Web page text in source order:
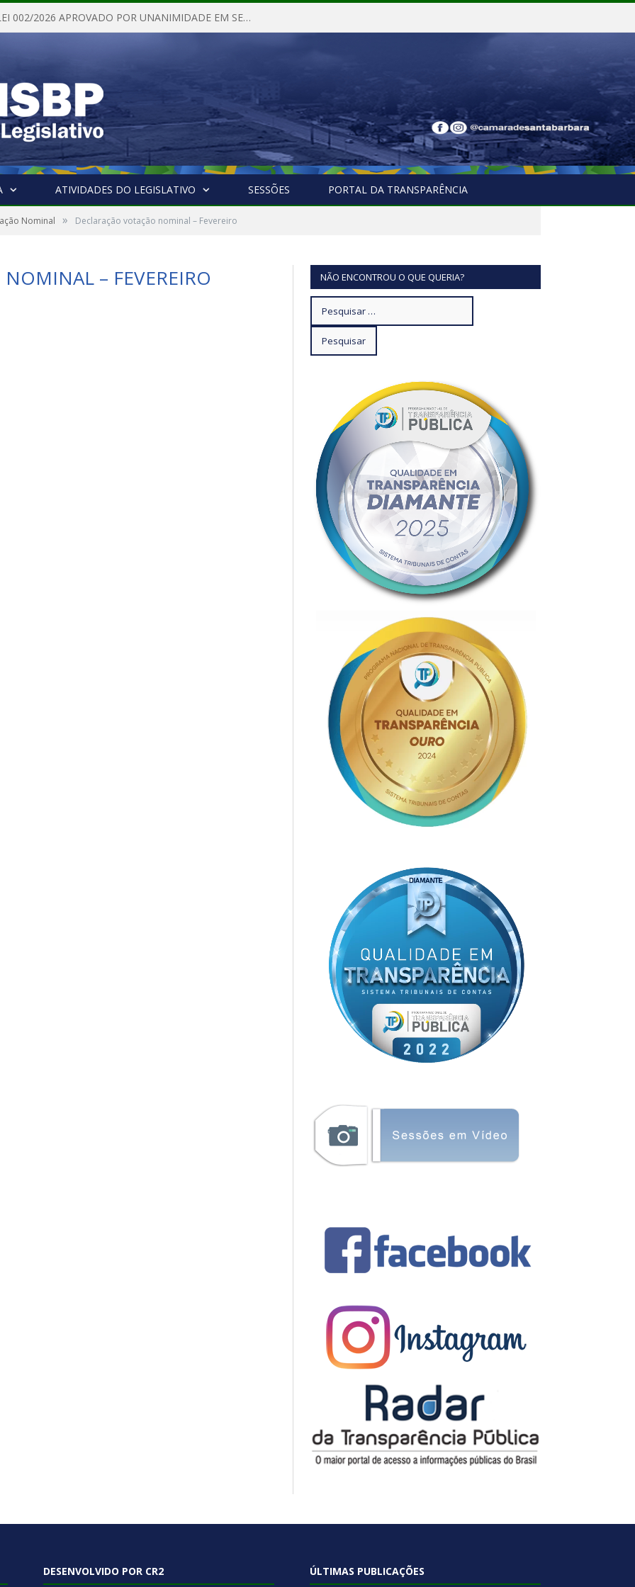
PROJETO DE LEI 002/2026 APROVADO POR UNANIMIDADE EM SESSÃO ORDINÁRIA NESTA QUINTA – FEIRA 28 DE MAIO DE 2026
ATIVIDADES DO LEGISLATIVO SESSÕES PORTAL DA TRANSPARÊNCIA
Nominal » Declaração votação nominal – Fevereiro
– FEVEREIRO NÃO ENCONTROU O QUE QUERIA?
DESENVOLVIDO POR CR2 ÚLTIMAS PUBLICAÇÕES